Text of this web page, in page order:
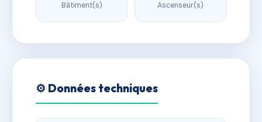
Bâtiment(s) Ascenseur(s)
⚙️ Données techniques